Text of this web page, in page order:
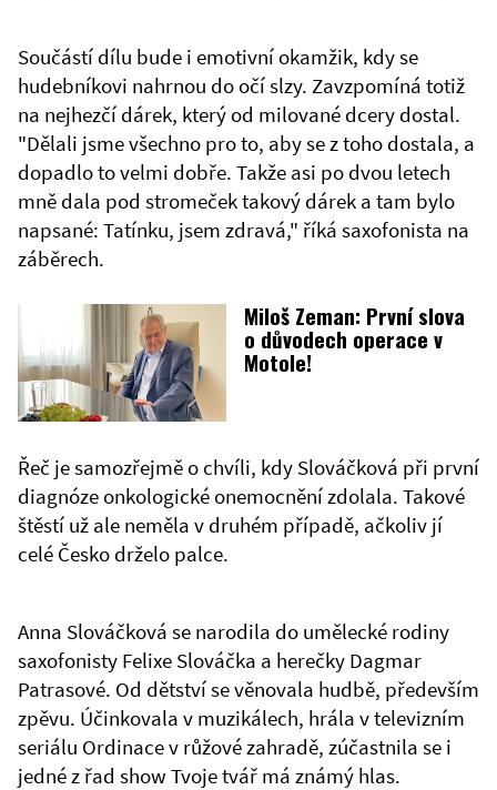
Součástí dílu bude i emotivní okamžik, kdy se
hudebníkovi nahrnou do očí slzy. Zavzpomíná totiž
na nejhezčí dárek, který od milované dcery dostal.
"Dělali jsme všechno pro to, aby se z toho dostala, a
dopadlo to velmi dobře. Takže asi po dvou letech
mně dala pod stromeček takový dárek a tam bylo
napsané: Tatínku, jsem zdravá," říká saxofonista na
záběrech.
Miloš Zeman: První slova
o důvodech operace v
Motole!
Řeč je samozřejmě o chvíli, kdy Slováčková při první
diagnóze onkologické onemocnění zdolala. Takové
štěstí už ale neměla v druhém případě, ačkoliv jí
celé Česko drželo palce.
Anna Slováčková se narodila do umělecké rodiny
saxofonisty Felixe Slováčka a herečky Dagmar
Patrasové. Od dětství se věnovala hudbě, především
zpěvu. Účinkovala v muzikálech, hrála v televizním
seriálu Ordinace v růžové zahradě, zúčastnila se i
jedné z řad show Tvoje tvář má známý hlas.